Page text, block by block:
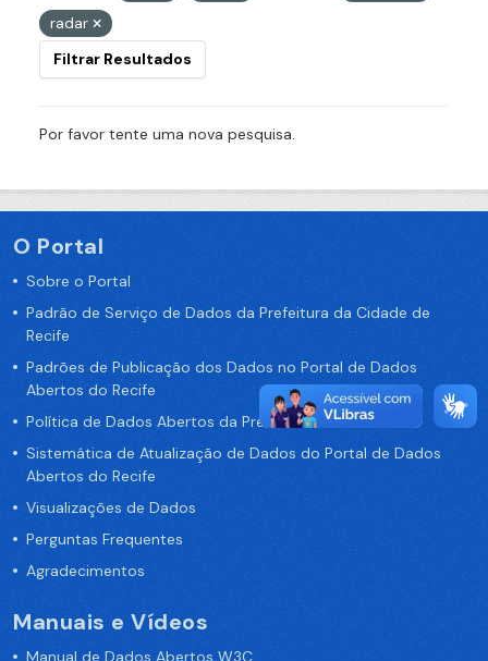
radar
Filtrar Resultados
Por favor tente uma nova pesquisa.
O Portal
Sobre o Portal
Padrão de Serviço de Dados da Prefeitura da Cidade de
Recife
Padrões de Publicação dos Dados no Portal de Dados
Abertos do Recife
Política de Dados Abertos da Prefeitura do Recife
Sistemática de Atualização de Dados do Portal de Dados
Abertos do Recife
Visualizações de Dados
Perguntas Frequentes
Agradecimentos
Manuais e Vídeos
Manual de Dados Abertos W3C